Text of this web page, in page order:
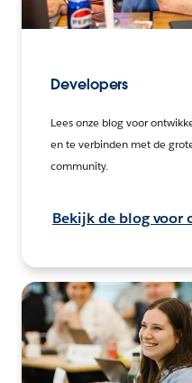
Developers
Lees onze blog voor
en te verbinden met de
community.
Bekijk de blog voor